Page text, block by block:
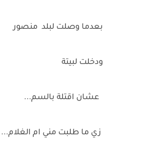
بعدما وصلت لبلد منصور
ودخلت لبيتة
عشان اقتلة بالسم...
زي ما طلبت مني ام الغلام...